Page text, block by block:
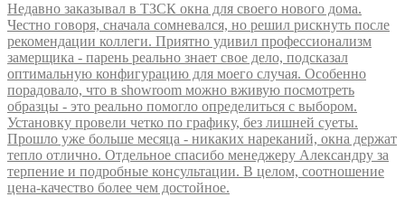
Недавно заказывал в ТЗСК окна для своего нового дома.
Честно говоря, сначала сомневался, но решил рискнуть после
рекомендации коллеги. Приятно удивил профессионализм
замерщика - парень реально знает свое дело, подсказал
оптимальную конфигурацию для моего случая. Особенно
порадовало, что в showroom можно вживую посмотреть
образцы - это реально помогло определиться с выбором.
Установку провели четко по графику, без лишней суеты.
Прошло уже больше месяца - никаких нареканий, окна держат
тепло отлично. Отдельное спасибо менеджеру Александру за
терпение и подробные консультации. В целом, соотношение
цена-качество более чем достойное.